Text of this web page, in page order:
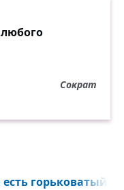
Сократ
горьковатый